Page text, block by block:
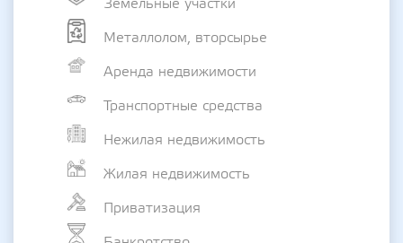
Металлолом, вторсырье
Аренда недвижимости
Транспортные средства
Нежилая недвижимость
Жилая недвижимость
Приватизация